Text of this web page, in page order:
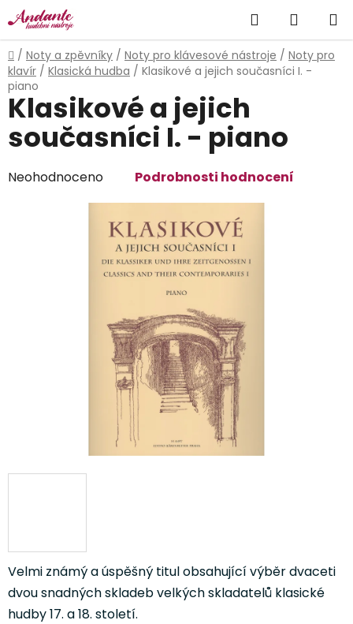
Přejít
na
obsah
Hledat
KOŠÍK
Domů
/ Noty a zpěvníky / Noty pro klávesové nástroje / Noty pro
klavír / Klasická hudba / Klasikové a jejich současníci I. -
piano
Velmi známý a úspěšný titul obsahující výběr dvaceti
dvou snadných skladeb velkých skladatelů klasické
hudby 17. a 18. století.
Klasikové a jejich
současníci I. - piano
Průměrné
Neohodnoceno Podrobnosti hodnocení